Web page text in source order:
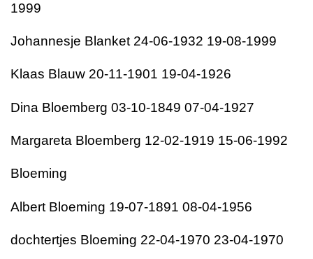
1999
Johannesje Blanket 24-06-1932 19-08-1999
Klaas Blauw 20-11-1901 19-04-1926
Dina Bloemberg 03-10-1849 07-04-1927
Margareta Bloemberg 12-02-1919 15-06-1992
Bloeming
Albert Bloeming 19-07-1891 08-04-1956
dochtertjes Bloeming 22-04-1970 23-04-1970